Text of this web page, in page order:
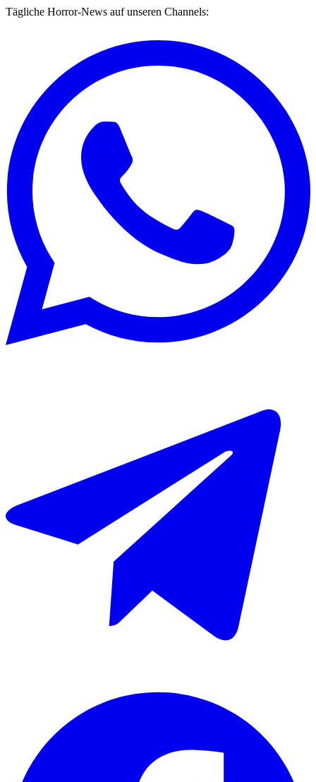
Tägliche Horror-News auf unseren Channels: